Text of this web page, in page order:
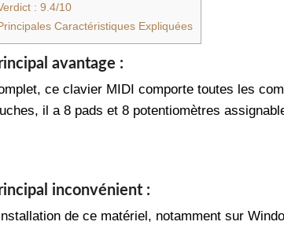
: 9.4/10
Caractéristiques Expliquées
avantage :
ce clavier MIDI comporte toutes les
il a 8 pads et 8 potentiomètres
inconvénient :
de ce matériel, notamment sur